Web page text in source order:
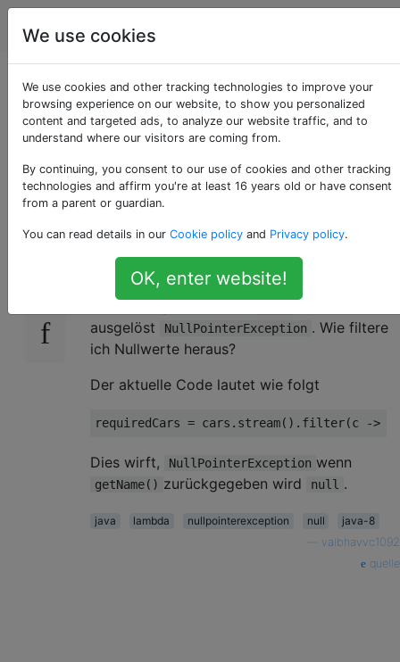
Programmierung
Filtern Sie Werte nur,
wenn nicht null, mit
Lambda in Java8
160 Ich habe eine Liste von Objekten sagen
Ich möchte diese Liste basierend auf einigen
Parametern mit Java 8 filtern. Wenn der
Parameter jedoch lautet
, wird er
ausgelöst
NullPointerException . Wie filtere
ich Nullwerte heraus?
Der aktuelle Code lautet wie folgt
requiredCars = cars . stream(). filter(c ->
Dies wirft, NullPointerException wenn
getName() zurückgegeben wird null .
java lambda nullpointerexception null
java-8
vaibhavvc1092
quelle
We use cookies
We use cookies and other tracking technologies to improve your
browsing experience on our website, to show you personalized
content and targeted ads, to analyze our website traffic, and to
understand where our visitors are coming from.
By continuing, you consent to our use of cookies and other tracking
technologies and affirm you're at least 16 years old or have consent
from a parent or guardian.
You can read details in our Cookie policy and Privacy policy.
OK, enter website!